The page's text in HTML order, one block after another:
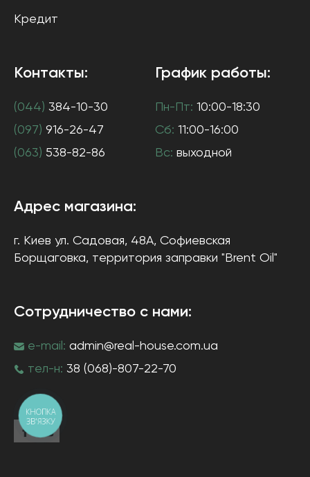
Кредит
Контакты:
(044) 384-10-30
(097) 916-26-47
(063) 538-82-86
График работы:
Пн-Пт: 10:00-18:30
Сб: 11:00-16:00
Вс: выходной
Адрес магазина:
г. Киев ул. Садовая, 48А, Софиевская
Борщаговка, территория заправки "Brent Oil"
Сотрудничество с нами:
e-mail: admin@real-house.com.ua
тел-н: 38 (068)-807-22-70
КНОПКА
ЗВ'ЯЗКУ